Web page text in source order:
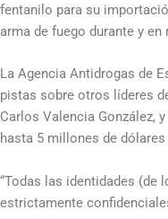
fentanilo para su
arma de fuego durante y
La Agencia Antidrogas de
pistas sobre otros líderes
Carlos Valencia González,
hasta 5 millones de
“Todas las identidades (de
estrictamente